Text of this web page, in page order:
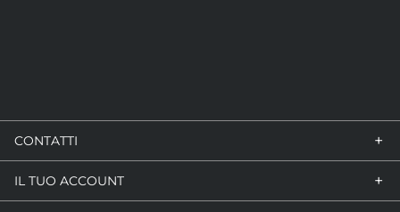
CONTATTI +
VIA GUIDO ROSSA, 7/9
47030 SAN MAURO PASCOLI (FC)
IL TUO ACCOUNT +